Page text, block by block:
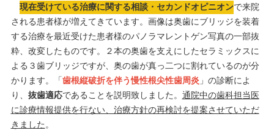
現在受けている治療に関する相談・セカンドオピニオンで来院
される患者様が増えてきています。画像は奥歯にブリッジを装着
する治療を最近受けた患者様のパノラマレントゲン写真の一部抜
粋、改変したものです。２本の奥歯を支えにしたセラミックスに
よる３歯ブリッジですが、奥の歯が真っ二つに割れているのが分
かります。「歯根縦破折を伴う慢性根尖性歯周炎」の診断によ
り、 抜歯適応であることを説明致しました。通院中の歯科担当医
に診療情報提供を行ない、治療方針の再検討を提案させていただ
きました。